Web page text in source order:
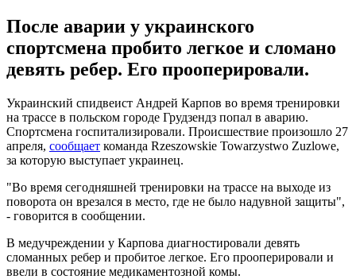
После аварии у украинского
спортсмена пробито легкое и сломано
девять ребер. Его прооперировали.
Украинский спидвеист Андрей Карпов во время тренировки
на трассе в польском городе Грудзендз попал в аварию.
Спортсмена госпитализировали. Происшествие произошло 27
апреля, сообщает команда Rzeszowskie Towarzystwo Zuzlowe,
за которую выступает украинец.
"Во время сегодняшней тренировки на трассе на выходе из
поворота он врезался в место, где не было надувной защиты",
- говорится в сообщении.
В медучреждении у Карпова диагностировали девять
сломанных ребер и пробитое легкое. Его прооперировали и
ввели в состояние медикаментозной комы.